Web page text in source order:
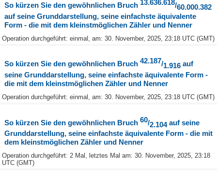
So kürzen Sie den gewöhnlichen Bruch 13.636.618/60.000.382
auf seine Grunddarstellung, seine einfachste äquivalente
Form - die mit dem kleinstmöglichen Zähler und Nenner
Operation durchgeführt: einmal, am: 30. November, 2025, 23:18 UTC (GMT)
So kürzen Sie den gewöhnlichen Bruch 42.187/1.916auf
seine Grunddarstellung, seine einfachste äquivalente Form -
die mit dem kleinstmöglichen Zähler und Nenner
Operation durchgeführt: einmal, am: 30. November, 2025, 23:18 UTC (GMT)
So kürzen Sie den gewöhnlichen Bruch 60/2.104 auf seine
Grunddarstellung, seine einfachste äquivalente Form - die mit
dem kleinstmöglichen Zähler und Nenner
Operation durchgeführt: 2 Mal, letztes Mal am: 30. November, 2025, 23:18
UTC (GMT)